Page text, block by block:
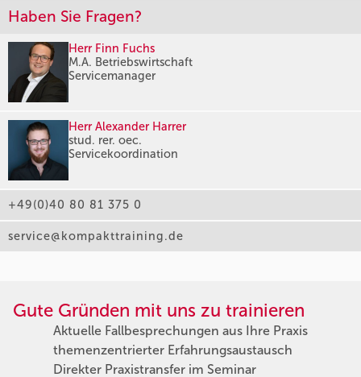
Haben Sie Fragen?
Herr Finn Fuchs
M.A. Betriebswirtschaft
Servicemanager
Herr Alexander Harrer
stud. rer. oec.
Servicekoordination
+49(0)40 80 81 375 0
service@kompakttraining.de
Gute Gründen mit uns zu trainieren
Aktuelle Fallbesprechungen aus Ihre Praxis
themenzentrierter Erfahrungsaustausch
Direkter Praxistransfer im Seminar